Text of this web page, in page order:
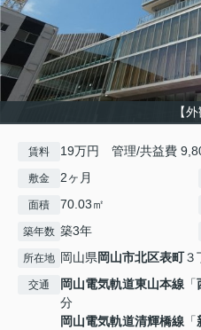
【外
賃料 19万円 管理/共益費
敷金 2ヶ月
面積 70.03㎡
築年数 築3年
所在地 岡山県岡山市北区表町３
交通 岡山電気軌道東山本線 「
分
岡山電気軌道清輝橋線 「